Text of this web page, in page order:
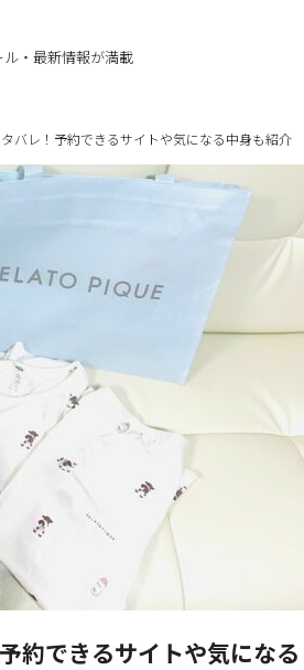
・最新情報が満載
バレ！予約できるサイトや気になる中身も紹介
約できるサイトや気になる